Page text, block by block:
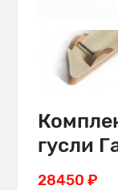
гусли
28450 ₽